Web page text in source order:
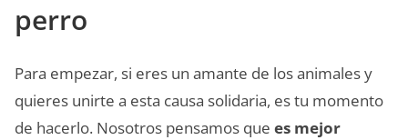
perro
Para empezar, si eres un amante de los animales y
quieres unirte a esta causa solidaria, es tu momento
de hacerlo. Nosotros pensamos que es mejor